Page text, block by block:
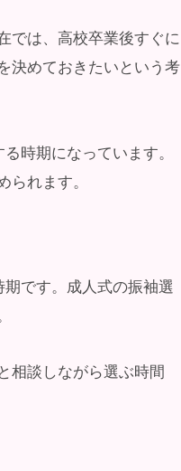
では、高校卒業後すぐに
決めておきたいという考
時期になっています。
れます。
です。成人式の振袖選
相談しながら選ぶ時間